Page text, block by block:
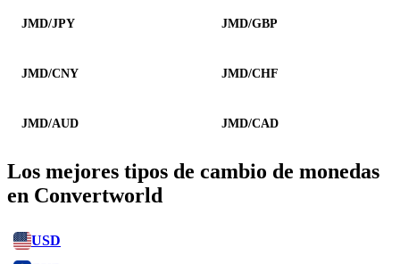
JMD/JPY JMD/GBP
JMD/CNY JMD/CHF
JMD/AUD JMD/CAD
Los mejores tipos de cambio de monedas
en Convertworld
USD